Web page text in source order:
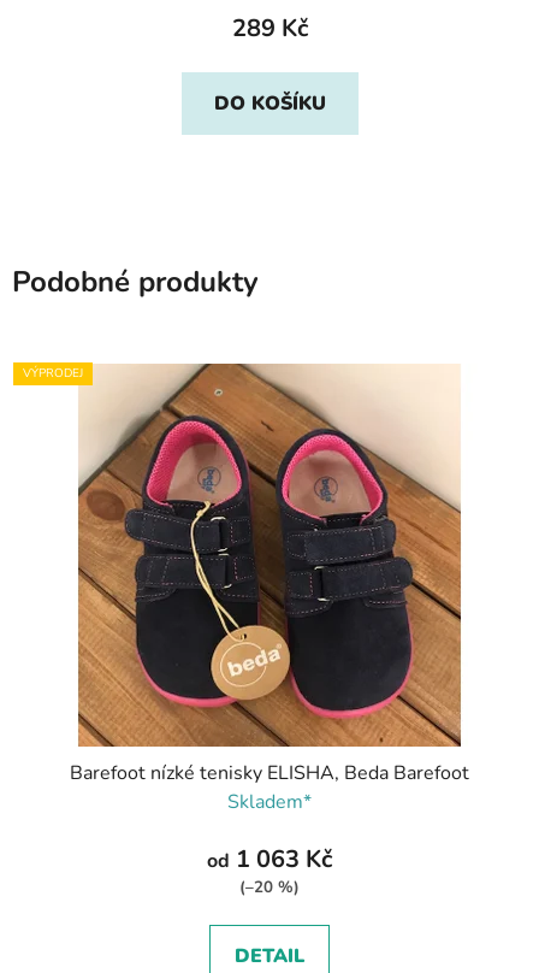
289 Kč
DO KOŠÍKU
Podobné produkty
VÝPRODEJ
Barefoot nízké tenisky ELISHA, Beda Barefoot
Skladem*
od 1 063 Kč
(–20 %)
DETAIL